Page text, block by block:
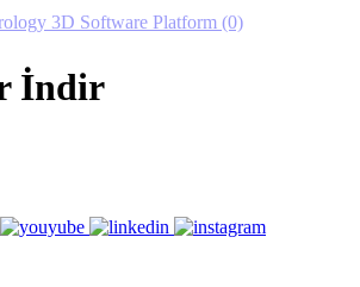
3D Software Platform (0)
İndir